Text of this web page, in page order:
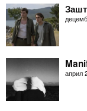
април